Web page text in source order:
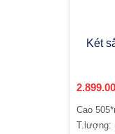
Két
Cao
T.lượng: